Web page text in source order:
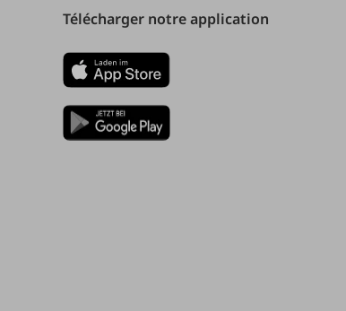
Télécharger notre application